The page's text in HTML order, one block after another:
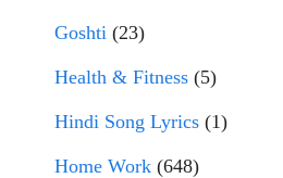
Goshti (23)
Health & Fitness (5)
Hindi Song Lyrics (1)
Home Work (648)